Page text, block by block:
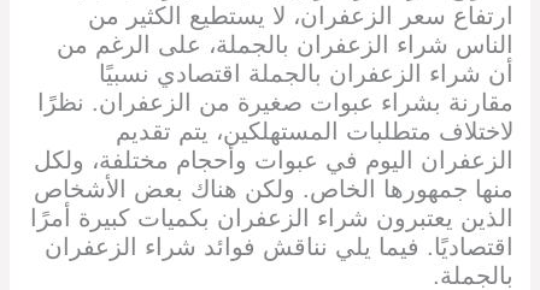
ارتفاع سعر الزعفران، لا يستطيع الكثير من
الناس شراء الزعفران بالجملة، على الرغم من
أن شراء الزعفران بالجملة اقتصادي نسبيًا
مقارنة بشراء عبوات صغيرة من الزعفران. نظرًا
لاختلاف متطلبات المستهلكين، يتم تقديم
الزعفران اليوم في عبوات وأحجام مختلفة، ولكل
منها جمهورها الخاص. ولكن هناك بعض الأشخاص
الذين يعتبرون شراء الزعفران بكميات كبيرة أمرًا
اقتصاديًا. فيما يلي نناقش فوائد شراء الزعفران
بالجملة.